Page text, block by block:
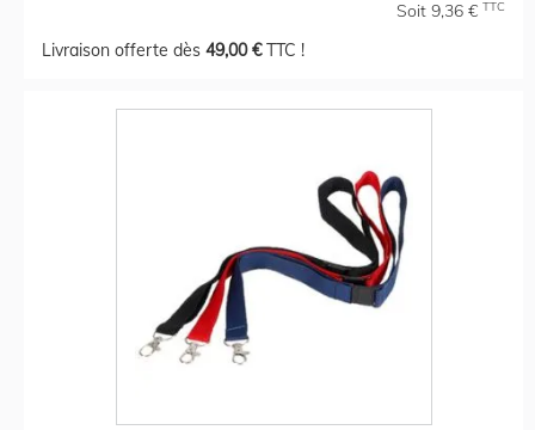
Soit 9,36 € TTC
Livraison offerte dès 49,00 €TTC !